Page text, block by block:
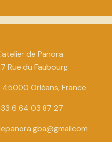
de Panora
Rue du Faubourg
45000 Orléans, France
6 64 03 87 27